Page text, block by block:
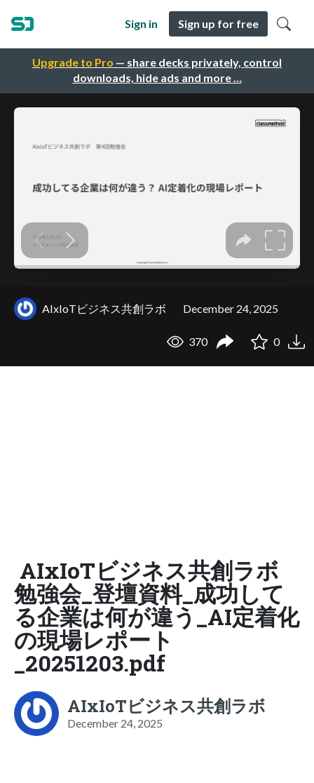
Upgrade to Pro — share decks privately, control
downloads, hide ads and more …
Sign in Sign up for free
AIxIoTビジネス共創ラボ December 24, 2025
370 0
AIxIoTビジネス共創ラボ
勉強会_登壇資料_成功して
る企業は何が違う_AI定着化
の現場レポート
_20251203.pdf
AIxIoTビジネス共創ラボ
December 24, 2025